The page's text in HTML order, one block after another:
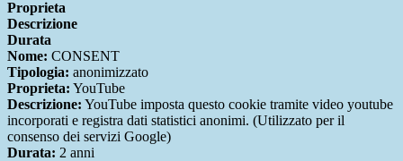
Proprieta
Descrizione
Durata
Nome: CONSENT
Tipologia: anonimizzato
Proprieta: YouTube
Descrizione: YouTube imposta questo cookie tramite video youtube
incorporati e registra dati statistici anonimi. (Utilizzato per il
consenso dei servizi Google)
Durata: 2 anni